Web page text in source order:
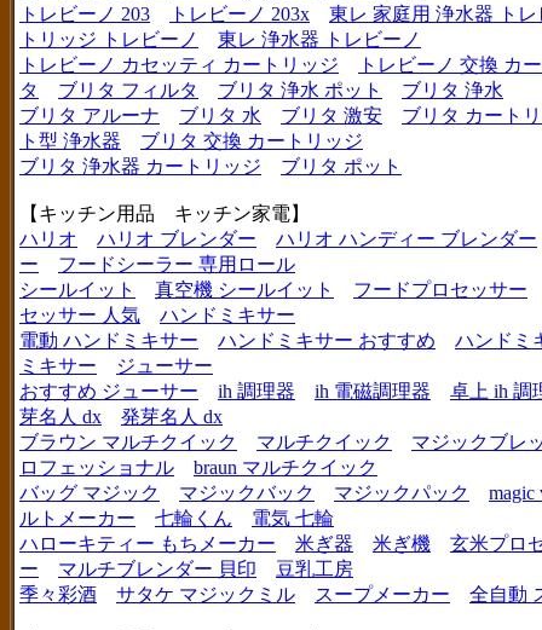
トレビーノ 203
トレビーノ 203x
東レ 家庭用 浄水器 トレ
トリッジ トレビーノ
東レ 浄水器 トレビーノ
トレビーノ カセッティ カートリッジ
トレビーノ 交換 カ
タ
ブリタ フィルタ ブリタ 浄水 ポット
ブリタ 浄水
ブリタ アルーナ
ブリタ 水 ブリタ 激安
ブリタ カート
ト型 浄水器
ブリタ 交換 カートリッジ
ブリタ 浄水器 カートリッジ
ブリタ ポット
【キッチン用品 キッチン家電】
ハリオ
ハリオ ブレンダー
ハリオ ハンディー ブレンダー
ー
フードシーラー 専用ロール
シールイット
真空機 シールイット
フードプロセッサー
セッサー 人気
ハンドミキサー
電動 ハンドミキサー
ハンドミキサー おすすめ
ハンドミ
ミキサー
ジューサー
おすすめ ジューサー
ih 調理器 ih 電磁調理器
卓上 ih 調
芽名人 dx
発芽名人 dx
ブラウン マルチクイック
マルチクイック
マジックブレ
ロフェッショナル
braun マルチクイック
バッグ マジック
マジックバック マジックパック
magic
ルトメーカー
七輪くん
電気 七輪
ハローキティー もちメーカー
米ぎ器 米ぎ機
玄米プロ
ー
マルチブレンダー 貝印
豆乳工房
季々彩酒
サタケ マジックミル スープメーカー 全自動